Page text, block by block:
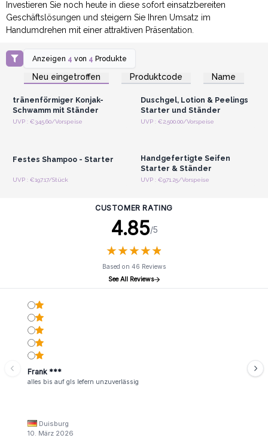
Investieren Sie noch heute in diese sofort einsatzbereiten
Geschäftslösungen und steigern Sie Ihren Umsatz im
Handumdrehen mit einer attraktiven Präsentation.
Anzeigen 4 von 4 Produkte
Neu eingetroffen Produktcode Name
Anmelden oder
Registrieren für
Großhandelspreise
tränenförmiger Konjak-
Schwamm mit Ständer
UVP : €345.60/Vorspeise
Registrieren für
Großhandelspreise
Duschgel, Lotion & Peelings
Starter und Ständer
UVP : €2,500.00/Vorspeise
Anmelden oder
Festes Shampoo - Starter
UVP : €197.17/Stück
Anmelden oder
Handgefertigte Seifen
Starter & Ständer
UVP : €971.25/Vorspeise
CUSTOMER RATING
4.85/5
★★★★★
★★★★★
Based on 46 Reviews
See All Reviews
Frank ***
alles bis auf gls lefern unzuverlässig
Duisburg
10. März 2026